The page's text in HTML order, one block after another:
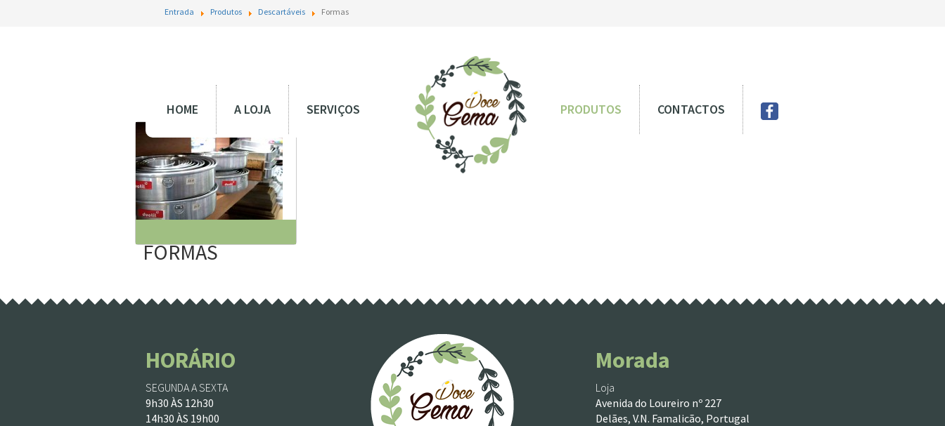
HOME A LOJA SERVIÇOS PRODUTOS CONTACTOS
Entrada Produtos Descartáveis Formas
Formas
FORMAS
HORÁRIO
SEGUNDA A SEXTA
9h30 ÀS 12h30
14h30 ÀS 19h00
Morada
Loja
Avenida do Loureiro nº 227
Delães, V.N. Famalicão, Portugal